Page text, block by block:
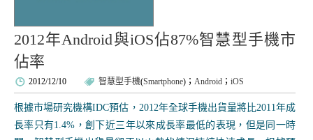
2012年Android與iOS佔87%智慧型手機市
佔率
2012/12/10 智慧型手機(Smartphone)； Android ； iOS
根據市場研究機構IDC預估，2012年全球手機出貨量將比2011年成
長率只有1.4%，創下近三年以來成長率最低的表現，但是同一時